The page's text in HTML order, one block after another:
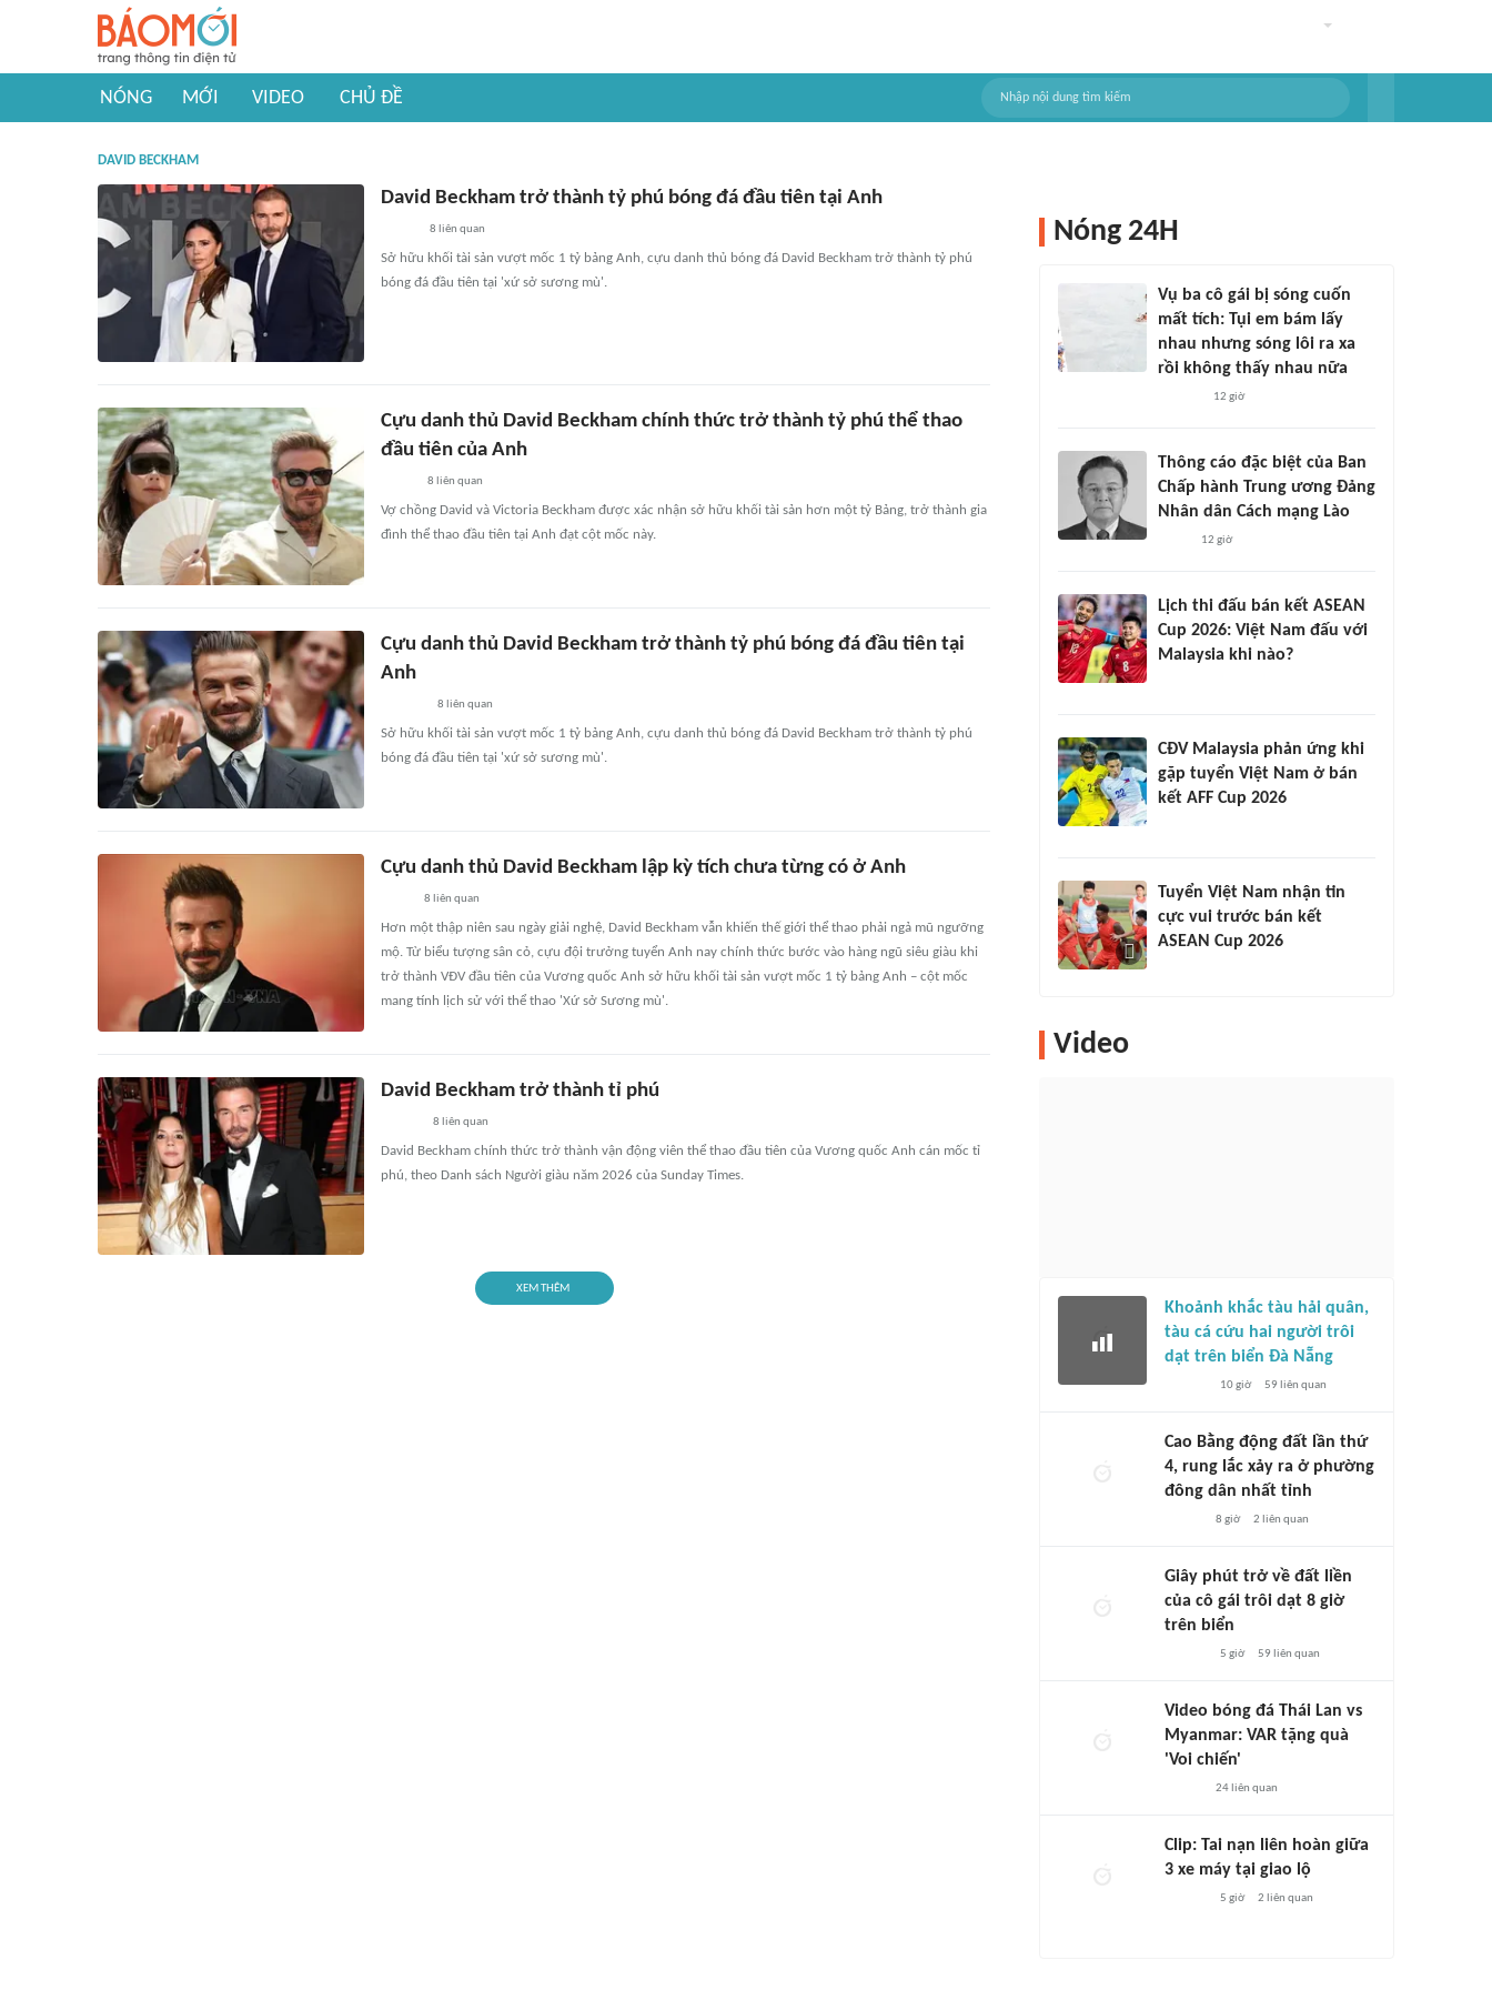
NÓNG MỚI VIDEO CHỦ ĐỀ
DAVID BECKHAM
David Beckham trở thành tỷ phú bóng đá đầu tiên tại Anh
8 liên quan
Sở hữu khối tài sản vượt mốc 1 tỷ bảng Anh, cựu danh thủ bóng đá David Beckham trở thành tỷ phú
bóng đá đầu tiên tại 'xứ sở sương mù'.
Cựu danh thủ David Beckham chính thức trở thành tỷ phú thể thao
đầu tiên của Anh
8 liên quan
Vợ chồng David và Victoria Beckham được xác nhận sở hữu khối tài sản hơn một tỷ Bảng, trở thành gia
đình thể thao đầu tiên tại Anh đạt cột mốc này.
Cựu danh thủ David Beckham trở thành tỷ phú bóng đá đầu tiên tại
Anh
8 liên quan
Sở hữu khối tài sản vượt mốc 1 tỷ bảng Anh, cựu danh thủ bóng đá David Beckham trở thành tỷ phú
bóng đá đầu tiên tại 'xứ sở sương mù'.
Cựu danh thủ David Beckham lập kỳ tích chưa từng có ở Anh
8 liên quan
Hơn một thập niên sau ngày giải nghệ, David Beckham vẫn khiến thế giới thể thao phải ngả mũ ngưỡng
mộ. Từ biểu tượng sân cỏ, cựu đội trưởng tuyển Anh nay chính thức bước vào hàng ngũ siêu giàu khi
trở thành VĐV đầu tiên của Vương quốc Anh sở hữu khối tài sản vượt mốc 1 tỷ bảng Anh – cột mốc
mang tính lịch sử với thể thao 'Xứ sở Sương mù'.
David Beckham trở thành tỉ phú
8 liên quan
David Beckham chính thức trở thành vận động viên thể thao đầu tiên của Vương quốc Anh cán mốc tỉ
phú, theo Danh sách Người giàu năm 2026 của Sunday Times.
XEM THÊM
Nóng 24H
Vụ ba cô gái bị sóng cuốn
mất tích: Tụi em bám lấy
nhau nhưng sóng lôi ra xa
rồi không thấy nhau nữa
12 giờ
Thông cáo đặc biệt của Ban
Chấp hành Trung ương Đảng
Nhân dân Cách mạng Lào
12 giờ
Lịch thi đấu bán kết ASEAN
Cup 2026: Việt Nam đấu với
Malaysia khi nào?
CĐV Malaysia phản ứng khi
gặp tuyển Việt Nam ở bán
kết AFF Cup 2026
Tuyển Việt Nam nhận tin
cực vui trước bán kết
ASEAN Cup 2026
Video
Khoảnh khắc tàu hải quân,
tàu cá cứu hai người trôi
dạt trên biển Đà Nẵng
10 giờ 59 liên quan
Cao Bằng động đất lần thứ
4, rung lắc xảy ra ở phường
đông dân nhất tỉnh
8 giờ 2 liên quan
Giây phút trở về đất liền
của cô gái trôi dạt 8 giờ
trên biển
5 giờ 59 liên quan
Video bóng đá Thái Lan vs
Myanmar: VAR tặng quà
'Voi chiến'
24liên quan
Clip: Tai nạn liên hoàn giữa
3 xe máy tại giao lộ
5 giờ 2 liên quan